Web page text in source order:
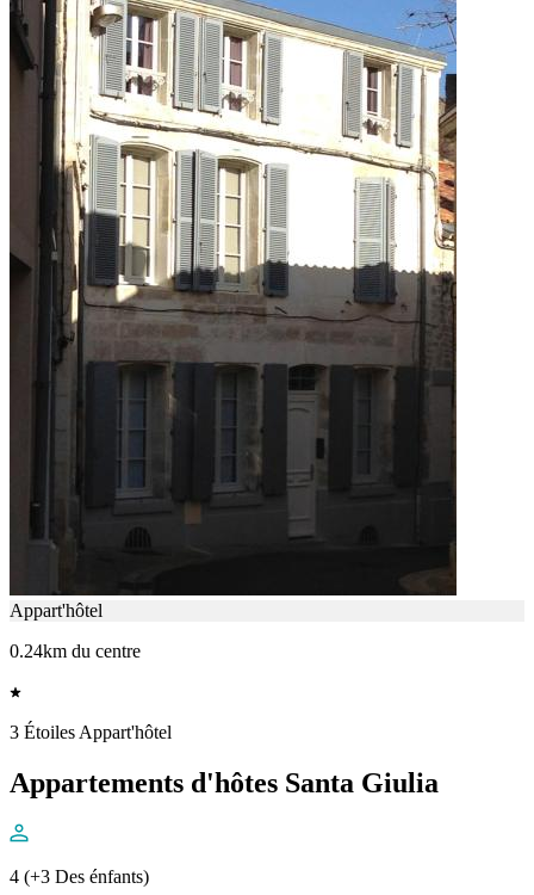
Appart'hôtel
0.24km du centre
3 Étoiles Appart'hôtel
Appartements d'hôtes Santa Giulia
4 (+3 Des énfants)